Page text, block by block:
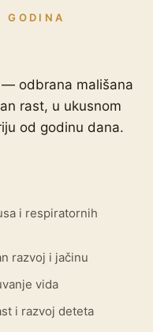
odbrana mališana
rast, u ukusnom
od godinu dana.
i respiratornih
razvoj i jačinu
vida
i razvoj deteta